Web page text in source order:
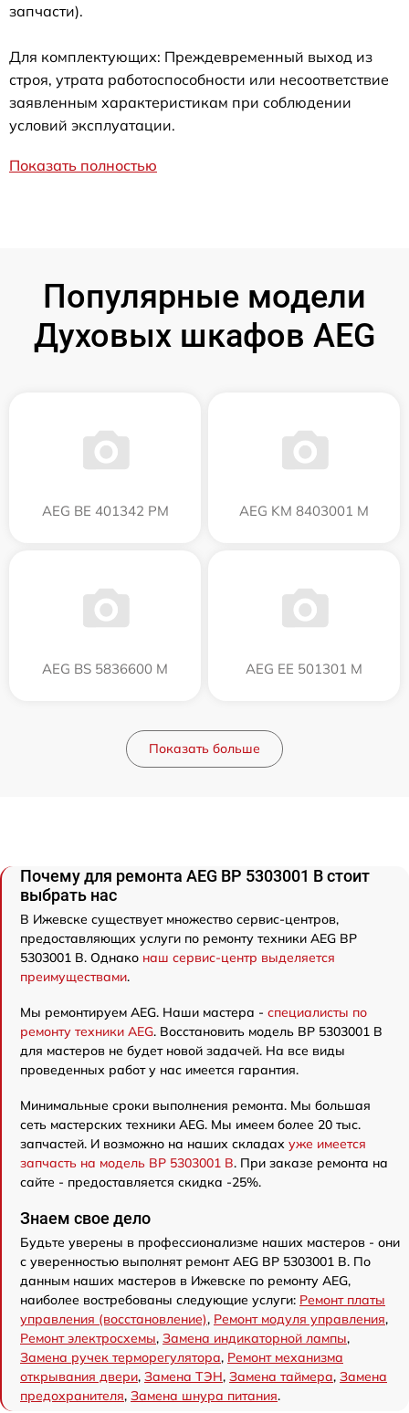
запчасти).
Для комплектующих: Преждевременный выход из
строя, утрата работоспособности или несоответствие
заявленным характеристикам при соблюдении
условий эксплуатации.
Показать полностью
Популярные модели
Духовых шкафов AEG
AEG BE 401342 PM AEG KM 8403001 M
AEG BS 5836600 M AEG EE 501301 M
Показать больше
Почему для ремонта AEG BP 5303001 B стоит
выбрать нас
В Ижевске существует множество сервис-центров,
предоставляющих услуги по ремонту техники AEG BP
5303001 B. Однако наш сервис-центр выделяется
преимуществами.
Мы ремонтируем AEG. Наши мастера - специалисты по
ремонту техники AEG. Восстановить модель BP 5303001 B
для мастеров не будет новой задачей. На все виды
проведенных работ у нас имеется гарантия.
Минимальные сроки выполнения ремонта. Мы большая
сеть мастерских техники AEG. Мы имеем более 20 тыс.
запчастей. И возможно на наших складах уже имеется
запчасть на модель BP 5303001 B. При заказе ремонта на
сайте - предоставляется скидка -25%.
Знаем свое дело
Будьте уверены в профессионализме наших мастеров - они
с уверенностью выполнят ремонт AEG BP 5303001 B. По
данным наших мастеров в Ижевске по ремонту AEG,
наиболее востребованы следующие услуги: Ремонт платы
управления (восстановление), Ремонт модуля управления,
Ремонт электросхемы, Замена индикаторной лампы,
Замена ручек терморегулятора, Ремонт механизма
открывания двери, Замена ТЭН, Замена таймера, Замена
предохранителя, Замена шнура питания.